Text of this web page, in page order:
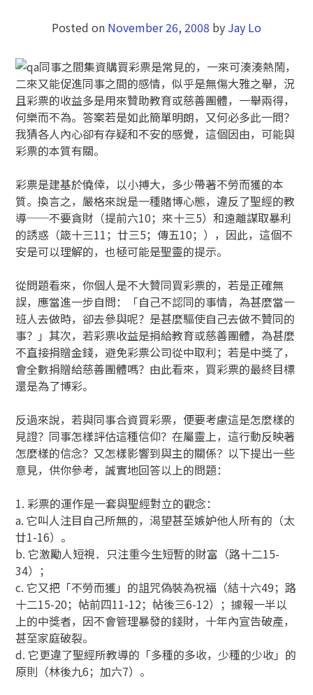
Posted on November 26, 2008 by Jay Lo
同事之間集資購買彩票是常見的，一來可湊湊熱鬧，
二來又能促進同事之間的感情，似乎是無傷大雅之舉，況
且彩票的收益多是用來贊助教育或慈善團體，一舉兩得，
何樂而不為。答案若是如此簡單明朗，又何必多此一問？
我猜各人內心卻有存疑和不安的感覺，這個因由，可能與
彩票的本質有關。
彩票是建基於僥倖，以小搏大，多少帶著不勞而獲的本
質。換言之，嚴格來說是一種賭博心態，違反了聖經的教
導──不要貪財（提前六10；來十三5）和遠離謀取暴利
的誘惑（箴十三11；廿三5；傳五10；），因此，這個不
安是可以理解的，也極可能是聖靈的提示。
從問題看來，你個人是不大贊同買彩票的，若是正確無
誤，應當進一步自問：「自己不認同的事情，為甚麼當一
班人去做時，卻去參與呢？是甚麼驅使自己去做不贊同的
事？」其次，若彩票收益是捐給教育或慈善團體，為甚麼
不直接捐贈金錢，避免彩票公司從中取利；若是中獎了，
會全數捐贈給慈善團體嗎？由此看來，買彩票的最終目標
還是為了博彩。
反過來說，若與同事合資買彩票，便要考慮這是怎麼樣的
見證？同事怎樣評估這種信仰？在屬靈上，這行動反映著
怎麼樣的信念？又怎樣影響到與主的關係？以下提出一些
意見，供你參考，誠實地回答以上的問題：
1. 彩票的運作是一套與聖經對立的觀念：
a. 它叫人注目自己所無的，渴望甚至嫉妒他人所有的（太
廿1-16）。
b. 它激勵人短視．只注重今生短暫的財富（路十二15-
34）；
c. 它又把「不勞而獲」的詛咒偽裝為祝福（結十六49；路
十二15-20；帖前四11-12；帖後三6-12）；據報一半以
上的中獎者，因不會管理暴發的錢財，十年內宣告破產，
甚至家庭破裂。
d. 它更違了聖經所教導的「多種的多收，少種的少收」的
原則（林後九6；加六7）。